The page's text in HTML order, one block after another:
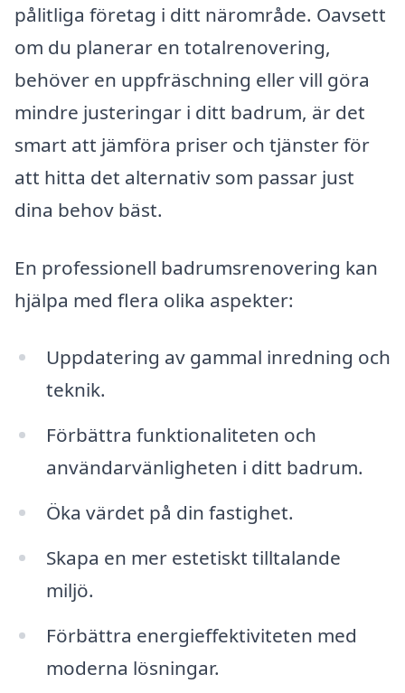
pålitliga företag i ditt närområde. Oavsett
om du planerar en totalrenovering,
behöver en uppfräschning eller vill göra
mindre justeringar i ditt badrum, är det
smart att jämföra priser och tjänster för
att hitta det alternativ som passar just
dina behov bäst.
En professionell badrumsrenovering kan
hjälpa med flera olika aspekter:
Uppdatering av gammal inredning och
teknik.
Förbättra funktionaliteten och
användarvänligheten i ditt badrum.
Öka värdet på din fastighet.
Skapa en mer estetiskt tilltalande
miljö.
Förbättra energieffektiviteten med
moderna lösningar.